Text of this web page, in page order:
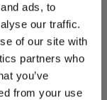
ads, to
our traffic.
of our site with
partners who
you’ve
from your use